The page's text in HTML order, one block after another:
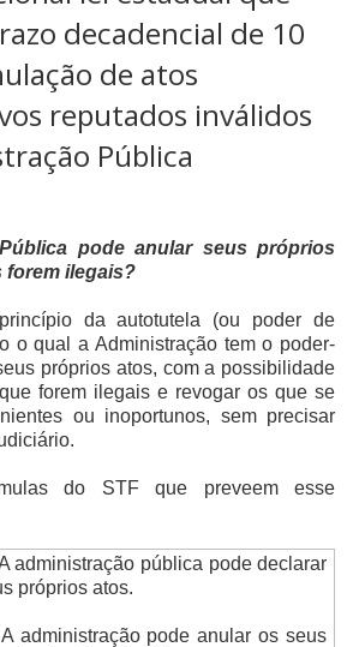
decadencial de 10
de atos
reputados inválidos
Pública
pode anular seus próprios
forem ilegais?
da autotutela (ou poder de
o qual a Administração tem o poder-
próprios atos, com a possibilidade
forem ilegais e revogar os que se
ou inoportunos, sem precisar
do STF que preveem esse
administração pública pode declarar
próprios atos.
administração pode anular os seus